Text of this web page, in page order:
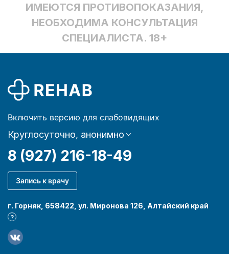
ИМЕЮТСЯ ПРОТИВОПОКАЗАНИЯ,
НЕОБХОДИМА КОНСУЛЬТАЦИЯ
СПЕЦИАЛИСТА. 18+
Включить версию для слабовидящих
Круглосуточно, анонимно
8 (927) 216-18-49
Запись к врачу
г. Горняк, 658422, ул. Миронова 126, Алтайский край
?